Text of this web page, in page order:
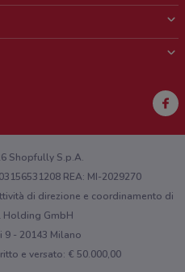
Shopfully S.p.A.
REA: MI-2029270
di direzione e coordinamento di
Holding GmbH
9 - 20143 Milano
e versato: € 50.000,00